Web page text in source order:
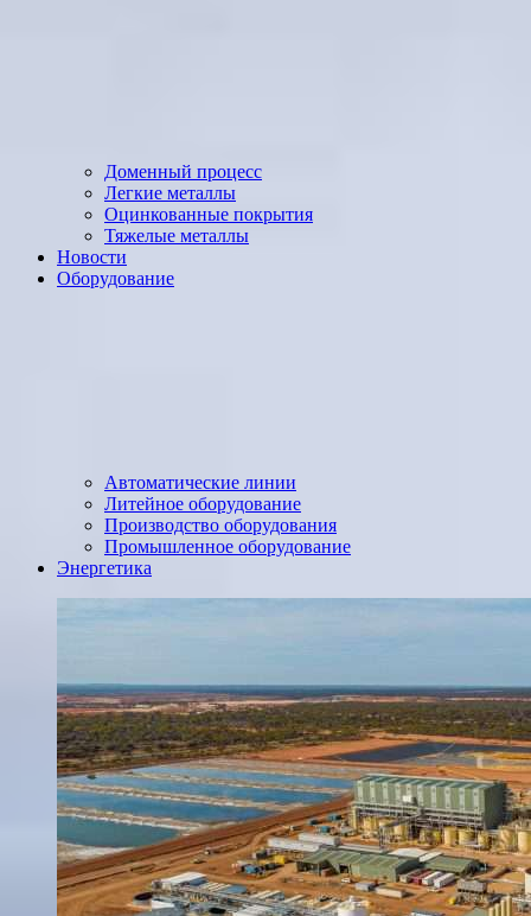
Доменный процесс
Легкие металлы
Оцинкованные покрытия
Тяжелые металлы
Новости
Оборудование
Автоматические линии
Литейное оборудование
Производство оборудования
Промышленное оборудование
Энергетика